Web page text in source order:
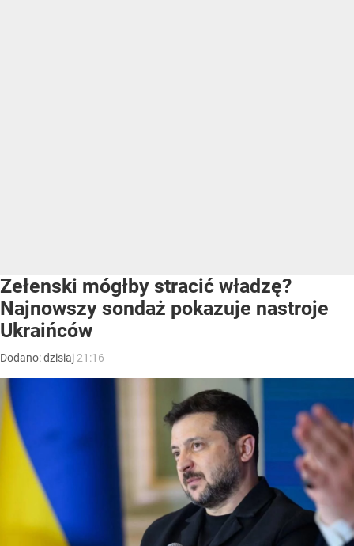
Zełenski mógłby stracić władzę?
Najnowszy sondaż pokazuje nastroje
Ukraińców
Dodano:dzisiaj 21:16